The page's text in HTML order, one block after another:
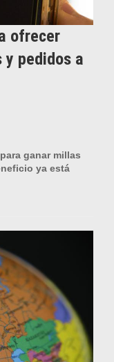
ofrecer
y pedidos a
ganar millas
ya está